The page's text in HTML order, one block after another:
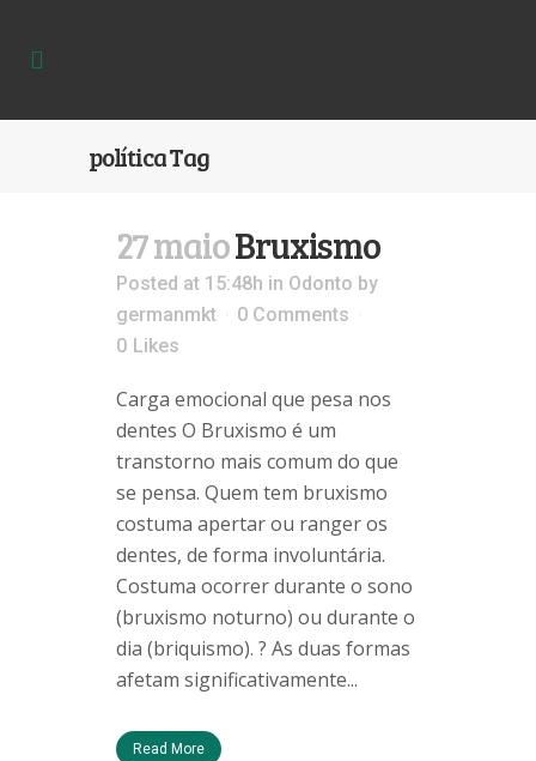
política Tag
27 maioBruxismo
Posted at 15:48h in Odonto by
germanmkt
0 Comments
0 Likes
Carga emocional que pesa nos
dentes O Bruxismo é um
transtorno mais comum do que
se pensa. Quem tem bruxismo
costuma apertar ou ranger os
dentes, de forma involuntária.
Costuma ocorrer durante o sono
(bruxismo noturno) ou durante o
dia (briquismo). ? As duas formas
afetam significativamente...
Read More